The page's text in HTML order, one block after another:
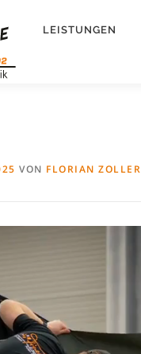
LEISTUNGEN
VON FLORIAN ZOLLER